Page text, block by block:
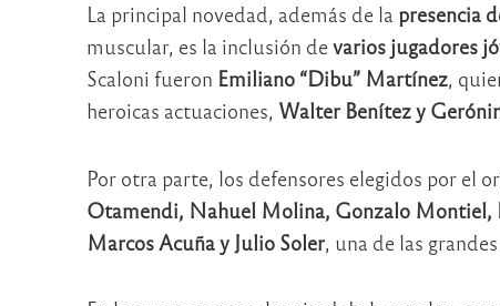
La principal novedad, además de la presencia
muscular, es la inclusión devarios jugadores
Scaloni fueron Emiliano “Dibu” Martínez,
heroicas actuaciones, Walter Benítez y
Por otra parte, los defensores elegidos por el
Otamendi, Nahuel Molina, Gonzalo Montiel,
Marcos Acuña y Julio Soler, una de las